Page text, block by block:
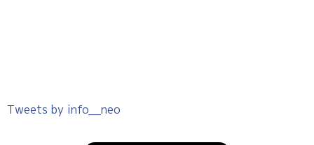
Tweets by info__neo